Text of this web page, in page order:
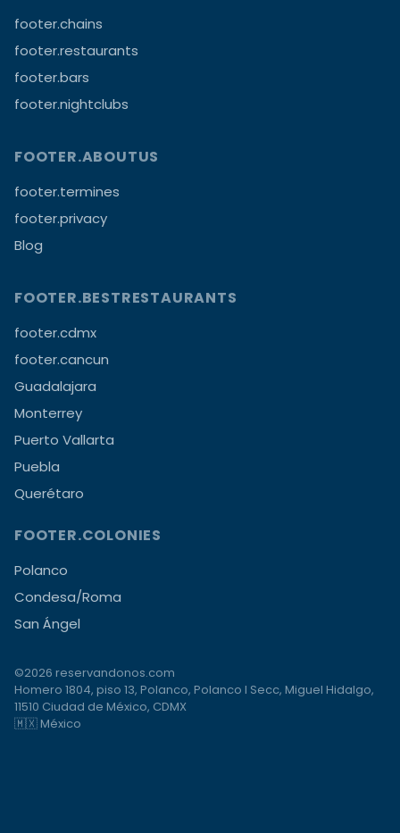
footer.chains
footer.restaurants
footer.bars
footer.nightclubs
FOOTER.ABOUTUS
footer.termines
footer.privacy
Blog
FOOTER.BESTRESTAURANTS
footer.cdmx
footer.cancun
Guadalajara
Monterrey
Puerto Vallarta
Puebla
Querétaro
FOOTER.COLONIES
Polanco
Condesa/Roma
San Ángel
©2026 reservandonos.com
Homero 1804, piso 13, Polanco, Polanco I Secc, Miguel Hidalgo,
11510 Ciudad de México, CDMX
🇲🇽 México